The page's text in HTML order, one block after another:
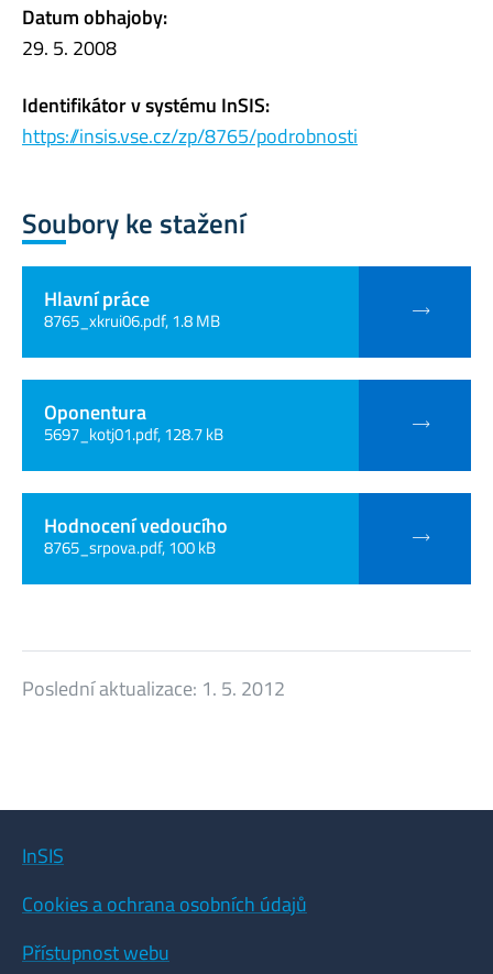
Datum obhajoby:
29. 5. 2008
Identifikátor v systému InSIS:
https://insis.vse.cz/zp/8765/podrobnosti
Soubory ke stažení
Hlavní práce
8765_xkrui06.pdf, 1.8 MB
Oponentura
5697_kotj01.pdf, 128.7 kB
Hodnocení vedoucího
8765_srpova.pdf, 100 kB
Poslední aktualizace: 1. 5. 2012
InSIS
Cookies a ochrana osobních údajů
Přístupnost webu